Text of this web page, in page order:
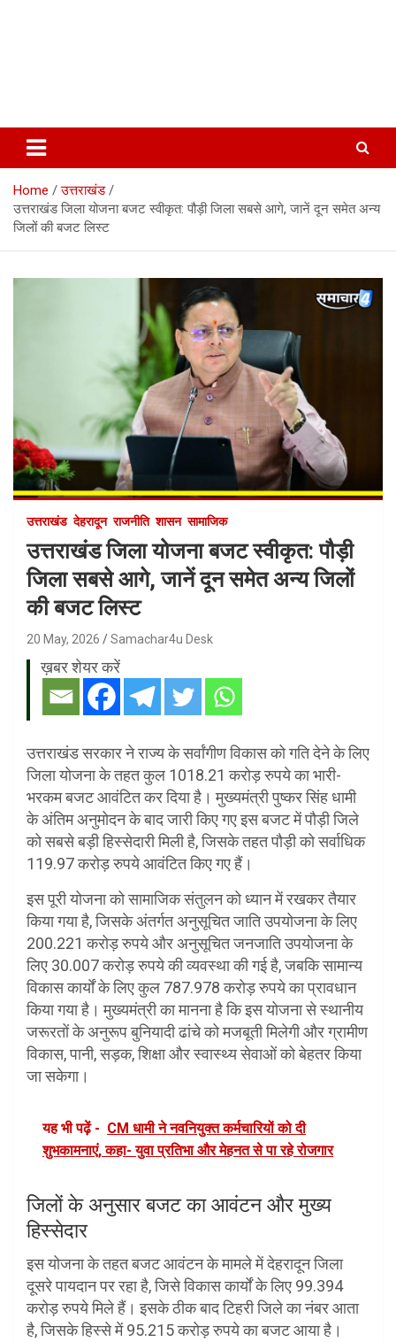
Home
उत्तराखंड
उत्तराखंड जिला योजना बजट स्वीकृत: पौड़ी जिला सबसे आगे, जानें दून समेत अन्य
जिलों की बजट लिस्ट
उत्तराखंड देहरादून राजनीति शासन सामाजिक
उत्तराखंड जिला योजना बजट स्वीकृत: पौड़ी
जिला सबसे आगे, जानें दून समेत अन्य जिलों
की बजट लिस्ट
20 May, 2026 Samachar4u Desk
ख़बर शेयर करें
उत्तराखंड सरकार ने राज्य के सर्वांगीण विकास को गति देने के लिए
जिला योजना के तहत कुल 1018.21 करोड़ रुपये का भारी-
भरकम बजट आवंटित कर दिया है। मुख्यमंत्री पुष्कर सिंह धामी
के अंतिम अनुमोदन के बाद जारी किए गए इस बजट में पौड़ी जिले
को सबसे बड़ी हिस्सेदारी मिली है, जिसके तहत पौड़ी को सर्वाधिक
119.97 करोड़ रुपये आवंटित किए गए हैं।
इस पूरी योजना को सामाजिक संतुलन को ध्यान में रखकर तैयार
किया गया है, जिसके अंतर्गत अनुसूचित जाति उपयोजना के लिए
200.221 करोड़ रुपये और अनुसूचित जनजाति उपयोजना के
लिए 30.007 करोड़ रुपये की व्यवस्था की गई है, जबकि सामान्य
विकास कार्यों के लिए कुल 787.978 करोड़ रुपये का प्रावधान
किया गया है। मुख्यमंत्री का मानना है कि इस योजना से स्थानीय
जरूरतों के अनुरूप बुनियादी ढांचे को मजबूती मिलेगी और ग्रामीण
विकास, पानी, सड़क, शिक्षा और स्वास्थ्य सेवाओं को बेहतर किया
जा सकेगा।
यह भी पढ़ें - CM धामी ने नवनियुक्त कर्मचारियों को दी
शुभकामनाएं, कहा- युवा प्रतिभा और मेहनत से पा रहे रोजगार
जिलों के अनुसार बजट का आवंटन और मुख्य
हिस्सेदार
इस योजना के तहत बजट आवंटन के मामले में देहरादून जिला
दूसरे पायदान पर रहा है, जिसे विकास कार्यों के लिए 99.394
करोड़ रुपये मिले हैं। इसके ठीक बाद टिहरी जिले का नंबर आता
है, जिसके हिस्से में 95.215 करोड़ रुपये का बजट आया है।